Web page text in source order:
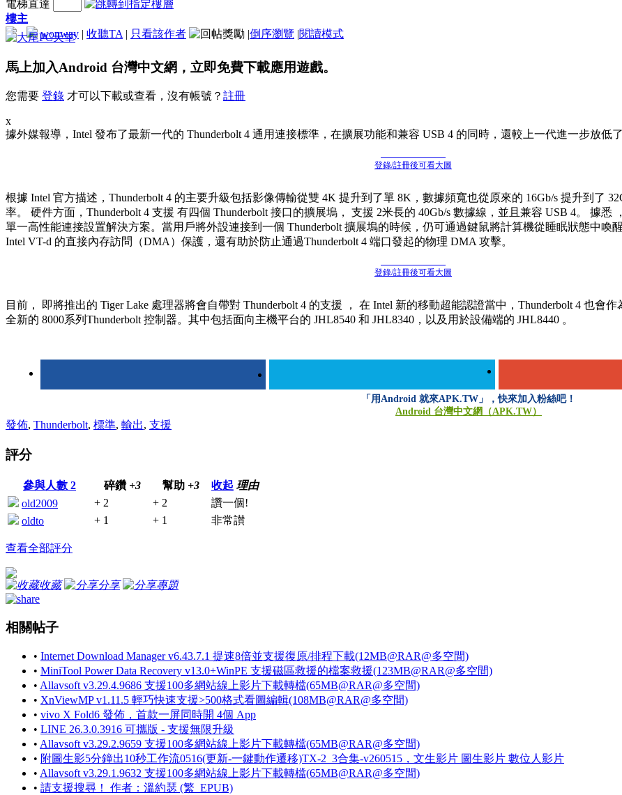
電梯直達
樓主
wonway | 收聽TA | 只看該作者 |倒序瀏覽 |閱讀模式
馬上加入Android 台灣中文網，立即免費下載應用遊戲。
您需要 登錄 才可以下載或查看，沒有帳號？ 註冊
x
據外媒報導，Intel 發布了最新一代的 Thunderbolt 4 通用連接標準，在擴展功能和兼容 USB 4 的同時，還較上一代進一步放低
登錄/註冊後可看大圖
根據 Intel 官方描述，Thunderbolt 4 的主要升級包括影像傳輸從雙 4K 提升到了單 8K，數據頻寬也從原來的 16Gb/s 提升到了
率。 硬件方面，Thunderbolt 4 支援 有四個 Thunderbolt 接口的擴展塢， 支援 2米長的 40Gb/s 數據線，並且兼容 USB 4。 據悉
單一高性能連接設置解決方案。當用戶將外設連接到一個 Thunderbolt 擴展塢的時候，仍可通過鍵鼠將計算機從睡眠狀態中喚
Intel VT-d 的直接內存訪問（DMA）保護，還有助於防止通過Thunderbolt 4 端口發起的物理 DMA 攻擊。
登錄/註冊後可看大圖
目前， 即將推出的 Tiger Lake 處理器將會自帶對 Thunderbolt 4 的支援 ， 在 Intel 新的移動超能認證當中，Thunderbolt 4 也會
全新的 8000系列Thunderbolt 控制器。其中包括面向主機平台的 JHL8540 和 JHL8340，以及用於設備端的 JHL8440 。
「用Android 就來APK.TW」，快來加入粉絲吧！
Android 台灣中文網（APK.TW）
發佈, Thunderbolt, 標準, 輸出, 支援
評分
參與人數 2 碎鑽 +3 幫助 +3 收起 理由
old2009
+ 2 + 2
讚一個!
oldto
+ 1 + 1 非常讃
查看全部評分
收藏 分享 專題
相關帖子
• Internet Download Manager v6.43.7.1 提速8倍並支援復原/排程下載(12MB@RAR@多空間)
• MiniTool Power Data Recovery v13.0+WinPE 支援磁區救援的檔案救援(123MB@RAR@多空間)
• Allavsoft v3.29.4.9686 支援100多網站線上影片下載轉檔(65MB@RAR@多空間)
• XnViewMP v1.11.5 輕巧快速支援>500格式看圖編輯(108MB@RAR@多空間)
• vivo X Fold6 發佈，首款一屏同時開 4個 App
• LINE 26.3.0.3916 可攜版 - 支援無限升級
• Allavsoft v3.29.2.9659 支援100多網站線上影片下載轉檔(65MB@RAR@多空間)
• 附圖生影5分鐘出10秒工作流0516(更新-一鍵動作遷移)TX-2_3合集-v260515，文生影片 圖生影片 數位人影片
• Allavsoft v3.29.1.9632 支援100多網站線上影片下載轉檔(65MB@RAR@多空間)
• 請支援搜尋！ 作者：溫約瑟 (繁_EPUB)